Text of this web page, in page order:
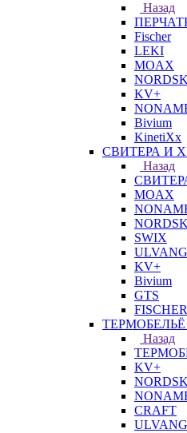
Назад
Fischer
LEKI
MOAX
KV+
Bivium
KinetiXx
СВИТЕРА И
Назад
MOAX
SWIX
ULVANG
KV+
Bivium
GTS
FISCHER
ТЕРМОБЕЛЬЁ
Назад
KV+
CRAFT
ULVANG